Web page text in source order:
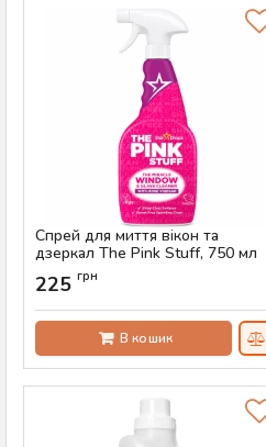
Спрей для миття вікон та
дзеркал The Pink Stuff, 750 мл
Артикул:AS-00554
225 грн
В кошик